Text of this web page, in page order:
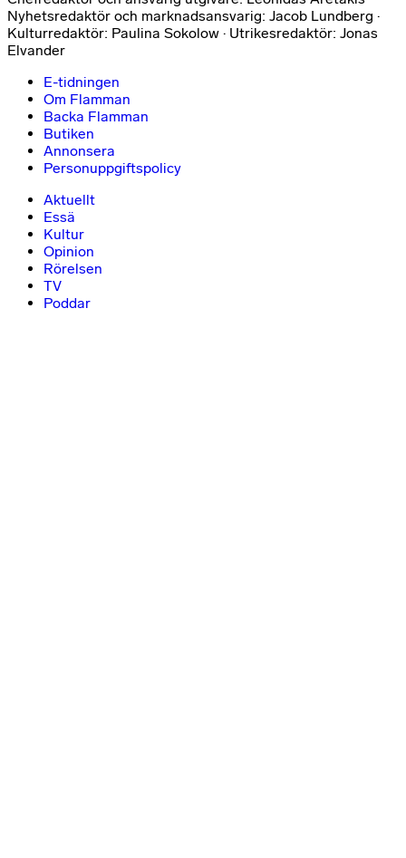
Nyhetsredaktör och marknadsansvarig: Jacob Lundberg ·
Kulturredaktör: Paulina Sokolow · Utrikesredaktör: Jonas
Elvander
E-tidningen
Om Flamman
Backa Flamman
Butiken
Annonsera
Personuppgiftspolicy
Aktuellt
Essä
Kultur
Opinion
Rörelsen
TV
Poddar